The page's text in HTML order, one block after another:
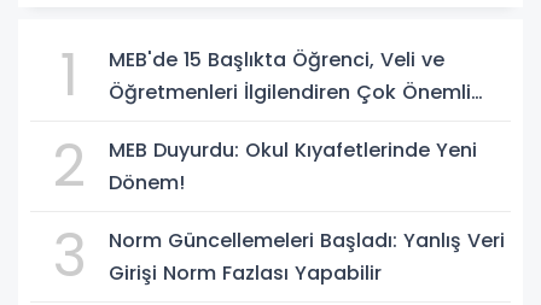
1
MEB'de 15 Başlıkta Öğrenci, Veli ve
Öğretmenleri İlgilendiren Çok Önemli
2
MEB Duyurdu: Okul Kıyafetlerinde Yeni
Dönem!
3
Norm Güncellemeleri Başladı: Yanlış Veri
Girişi Norm Fazlası Yapabilir